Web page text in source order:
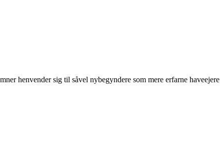
henvender sig til såvel nybegyndere som mere erfarne haveejere